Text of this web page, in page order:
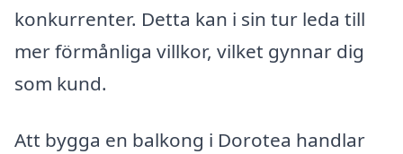
konkurrenter. Detta kan i sin tur leda till
mer förmånliga villkor, vilket gynnar dig
som kund.
Att bygga en balkong i Dorotea handlar